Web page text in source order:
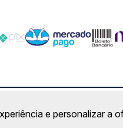
Centro
e personalizar